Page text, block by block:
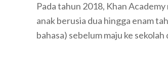
Pada tahun 2018, Khan
anak berusia dua hingga enam
bahasa) sebelum maju ke sekolah